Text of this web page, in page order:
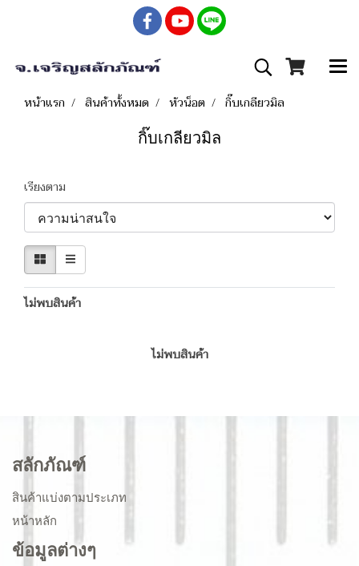
หน้าแรก สินค้าทั้งหมด หัวน็อต กิ๊บเกลียวมิล
กิ๊บเกลียวมิล
เรียงตาม
ไม่พบสินค้า
ไม่พบสินค้า
สลักภัณฑ์
สินค้าแบ่งตามประเภท
หน้าหลัก
ข้อมูลต่างๆ